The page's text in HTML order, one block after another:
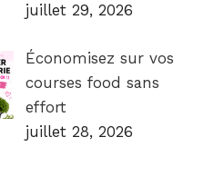
juillet 29, 2026
Économisez sur vos
courses food sans
effort
juillet 28, 2026